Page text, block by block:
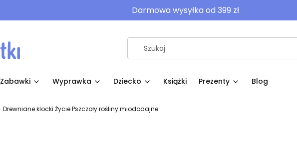
Darmowa wysyłka od 399 zł
Zabawki Wyprawka Dziecko Książki Prezenty Blog
Drewniane klocki Życie Pszczoły rośliny miododajne